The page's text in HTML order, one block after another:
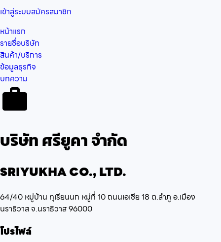
เข้าสู่ระบบสมัครสมาชิก
หน้าแรก
รายชื่อบริษัท
สินค้า/บริการ
ข้อมูลธุรกิจ
บทความ
บริษัท ศรียูคา จำกัด
SRIYUKHA CO., LTD.
64/40 หมู่บ้าน ทุเรียนนก หมู่ที่ 10 ถนนเอเชีย 18 ต.ลำภู อ.เมือง
นราธิวาส จ.นราธิวาส 96000
โปรไฟล์